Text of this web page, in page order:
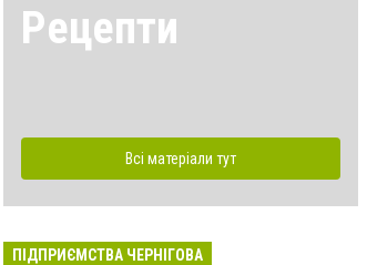
Рецепти
Всі матеріали тут
ПІДПРИЄМСТВА ЧЕРНІГОВА